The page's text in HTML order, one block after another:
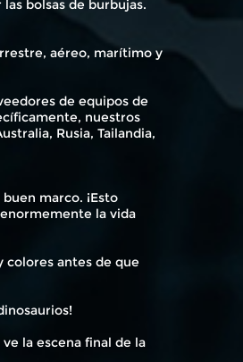
bolsas de burbujas.
aéreo, marítimo y
de equipos de
nuestros
Rusia, Tailandia,
marco. ¡Esto
la vida
colores antes de que
la escena final de la